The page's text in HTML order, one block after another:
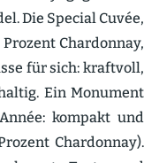
Die Special Cuvée,
Chardonnay,
für sich: kraftvoll,
Ein Monument
kompakt und
Chardonnay).